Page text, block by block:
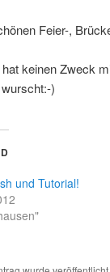
Feier-,
hat keinen Zweck
)
und Tutorial!